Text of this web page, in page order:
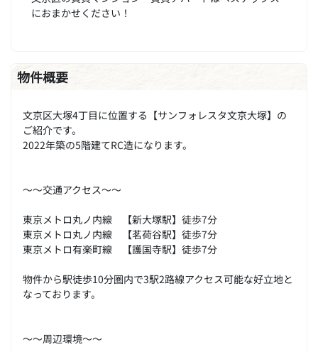
におまかせください！
物件概要
文京区大塚4丁目に位置する【サンフォレスタ文京大塚】の
ご紹介です。
2022年築の5階建てRC造になります。
～～交通アクセス～～
東京メトロ丸ノ内線 【新大塚駅】徒歩7分
東京メトロ丸ノ内線 【茗荷谷駅】徒歩7分
東京メトロ有楽町線 【護国寺駅】徒歩7分
物件から駅徒歩10分圏内で3駅2路線アクセス可能な好立地と
なっております。
～～周辺環境～～